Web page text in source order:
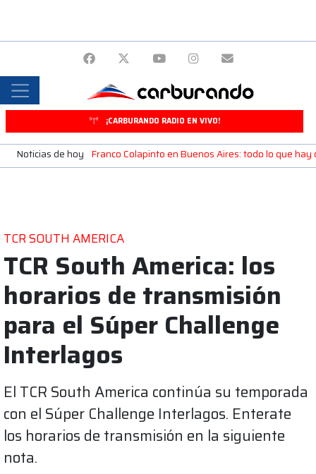
¡CARBURANDO RADIO EN VIVO!
Noticias de hoy Franco Colapinto en Buenos Aires: todo lo que
TCR SOUTH AMERICA
TCR South America: los
horarios de transmisión
para el Súper Challenge
Interlagos
El TCR South America continúa su temporada
con el Súper Challenge Interlagos. Enterate
los horarios de transmisión en la siguiente
nota.